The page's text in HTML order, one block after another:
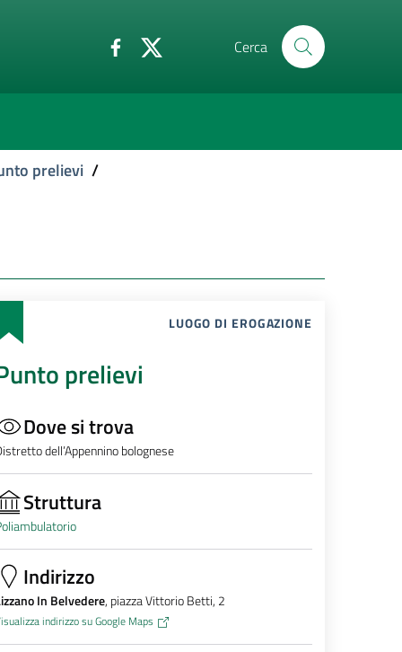
Cerca
prelievi /
LUOGO DI EROGAZIONE
prelievi
Dove si trova
dell’Appennino bolognese
Struttura
Indirizzo
In Belvedere, piazza Vittorio Betti, 2
indirizzo su Google Maps